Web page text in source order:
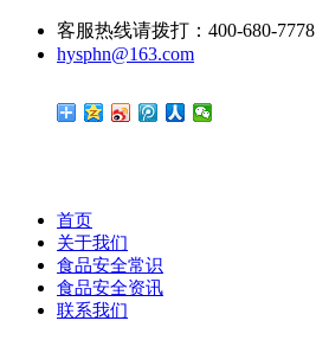
客服热线请拨打：400-680-7778
hysphn@163.com
首页
关于我们
食品安全常识
食品安全资讯
联系我们